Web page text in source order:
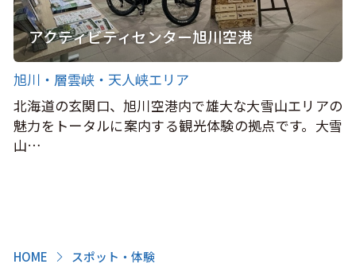
HOME スポット・体験
アクティビティセンター旭川空港
旭川・層雲峡・天人峡エリア
北海道の玄関口、旭川空港内で雄大な大雪山エリアの
魅力をトータルに案内する観光体験の拠点です。大雪
山…